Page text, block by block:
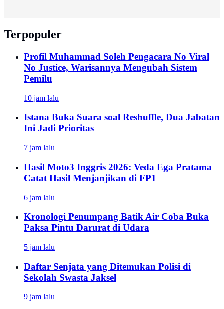
Terpopuler
Profil Muhammad Soleh Pengacara No Viral
No Justice, Warisannya Mengubah Sistem
Pemilu
10 jam lalu
Istana Buka Suara soal Reshuffle, Dua Jabatan
Ini Jadi Prioritas
7 jam lalu
Hasil Moto3 Inggris 2026: Veda Ega Pratama
Catat Hasil Menjanjikan di FP1
6 jam lalu
Kronologi Penumpang Batik Air Coba Buka
Paksa Pintu Darurat di Udara
5 jam lalu
Daftar Senjata yang Ditemukan Polisi di
Sekolah Swasta Jaksel
9 jam lalu